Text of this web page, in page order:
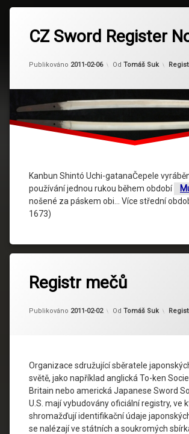
CZ Sword Register
Publikováno 2011-02-06 Od Tomáš Suk
Kanbun Shintó Uchi-gatanaČepele
používání jednou rukou během období
nošené za páskem obi… Více střední
1673)
Registr mečů
Publikováno 2011-02-02 Od Tomáš Suk
Organizace sdružující sběratele
světě, jako například anglická To-ken
Britain nebo americká Japanese Sword
U.S. mají vybudovány oficiální registry, ve
shromažďují identifikační údaje
se nalézají ve státních a soukromých